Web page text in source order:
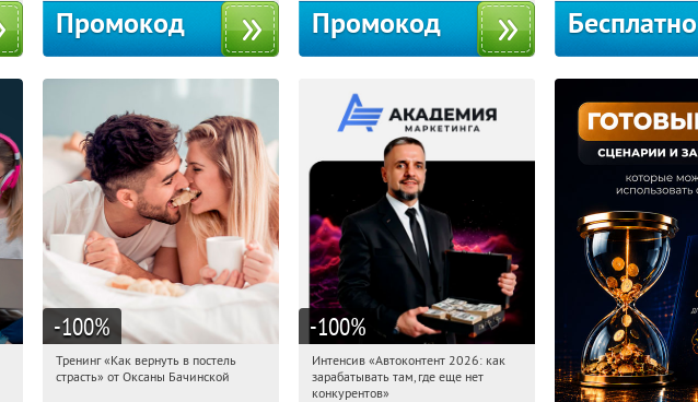
Промокод Промокод Бесплатно
-100%
02:24:27 Получили:
Тренинг «Как вернуть в постель
страсть» от Оксаны Бачинской
-100%
02:24:27 Получили:
Россия
Интенсив «Автоконтент 2026: как
зарабатывать там, где еще нет
конкурентов»